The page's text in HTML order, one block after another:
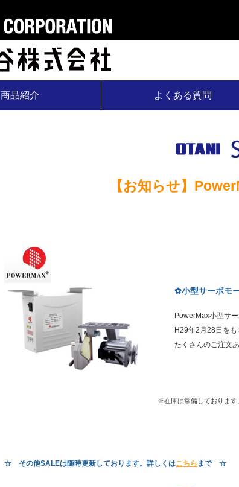
商品紹介 よくある質問
【お知らせ】
✿小型サーボモ
PowerMax小型サ
H29年2月28日をも
たくさんのご注文
※在庫は常備しております
☆ その他SALEは随時更新しております。詳しくはこちら まで ☆